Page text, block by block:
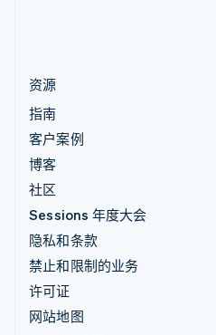
资源
指南
客户案例
博客
社区
Sessions 年度大会
隐私和条款
禁止和限制的业务
许可证
网站地图